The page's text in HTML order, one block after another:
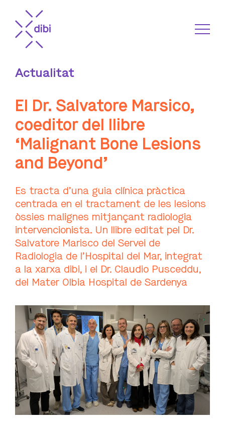
Actualitat
El Dr. Salvatore Marsico,
coeditor del llibre
‘Malignant Bone Lesions
and Beyond’
Es tracta d’una guia clínica pràctica
centrada en el tractament de les lesions
òssies malignes mitjançant radiologia
intervencionista. Un llibre editat pel Dr.
Salvatore Marisco del Servei de
Radiologia de l’Hospital del Mar, integrat
a la xarxa dibi, i el Dr. Claudio Pusceddu,
del Mater Olbia Hospital de Sardenya